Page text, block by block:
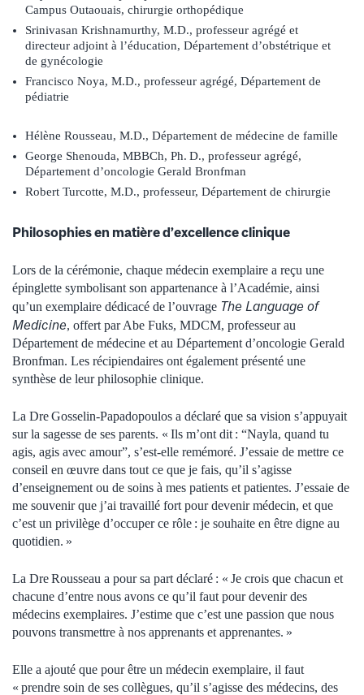
Campus Outaouais, chirurgie orthopédique
Srinivasan Krishnamurthy, M.D., professeur agrégé et
directeur adjoint à l’éducation, Département d’obstétrique et
de gynécologie
Francisco Noya, M.D., professeur agrégé, Département de
pédiatrie
Hélène Rousseau, M.D., Département de médecine de famille
George Shenouda, MBBCh, Ph. D., professeur agrégé,
Département d’oncologie Gerald Bronfman
Robert Turcotte, M.D., professeur, Département de chirurgie
Philosophies en matière d’excellence clinique
Lors de la cérémonie, chaque médecin exemplaire a reçu une
épinglette symbolisant son appartenance à l’Académie, ainsi
qu’un exemplaire dédicacé de l’ouvrage The Language of
Medicine, offert par Abe Fuks, MDCM, professeur au
Département de médecine et au Département d’oncologie Gerald
Bronfman. Les récipiendaires ont également présenté une
synthèse de leur philosophie clinique.
La Dre Gosselin-Papadopoulos a déclaré que sa vision s’appuyait
sur la sagesse de ses parents. « Ils m’ont dit : “Nayla, quand tu
agis, agis avec amour”, s’est-elle remémoré. J’essaie de mettre ce
conseil en œuvre dans tout ce que je fais, qu’il s’agisse
d’enseignement ou de soins à mes patients et patientes. J’essaie de
me souvenir que j’ai travaillé fort pour devenir médecin, et que
c’est un privilège d’occuper ce rôle : je souhaite en être digne au
quotidien. »
La Dre Rousseau a pour sa part déclaré : « Je crois que chacun et
chacune d’entre nous avons ce qu’il faut pour devenir des
médecins exemplaires. J’estime que c’est une passion que nous
pouvons transmettre à nos apprenants et apprenantes. »
Elle a ajouté que pour être un médecin exemplaire, il faut
« prendre soin de ses collègues, qu’il s’agisse des médecins, des